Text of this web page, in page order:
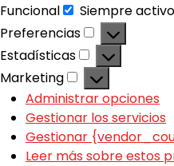
Funcional
Siempre activo
Preferencias
Estadísticas
Marketing
Administrar opciones
Gestionar los servicios
Gestionar
Leer más sobre estos